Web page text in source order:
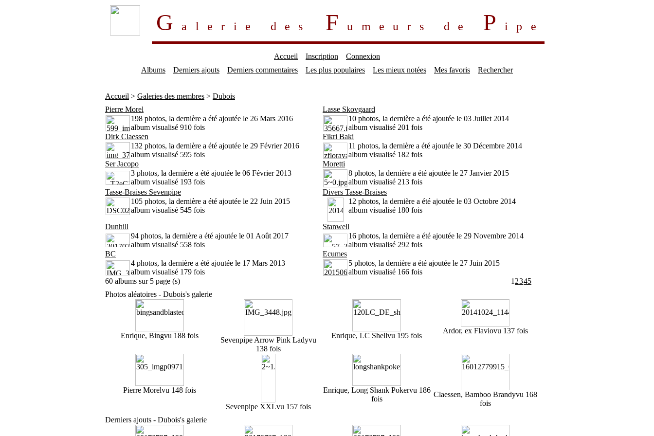
Galerie des Fumeurs de P ipe
Accueil Inscription
Connexion
Albums
Derniers ajouts Derniers commentaires Les plus populaires Les mieux notées Mes favoris Rechercher
Accueil > Galeries des membres > Dubois
Pierre Morel
198 photos, la dernière a été ajoutée le 26 Mars 2016
album visualisé 910 fois
Lasse Skovgaard
10 photos, la dernière a été ajoutée le 03 Juillet 2014
album visualisé 201 fois
Dirk Claessen
132 photos, la dernière a été ajoutée le 29 Février 2016
album visualisé 595 fois
Fikri Baki
11 photos, la dernière a été ajoutée le 30 Décembre 2014
album visualisé 182 fois
Ser Jacopo
3 photos, la dernière a été ajoutée le 06 Février 2013
album visualisé 193 fois
Moretti
8 photos, la dernière a été ajoutée le 27 Janvier 2015
album visualisé 213 fois
Tasse-Braises Sevenpipe
105 photos, la dernière a été ajoutée le 22 Juin 2015
album visualisé 545 fois
Divers Tasse-Braises
12 photos, la dernière a été ajoutée le 03 Octobre 2014
album visualisé 180 fois
Dunhill
94 photos, la dernière a été ajoutée le 01 Août 2017
album visualisé 558 fois
Stanwell
16 photos, la dernière a été ajoutée le 29 Novembre 2014
album visualisé 292 fois
BC
4 photos, la dernière a été ajoutée le 17 Mars 2013
album visualisé 179 fois
Ecumes
5 photos, la dernière a été ajoutée le 27 Juin 2015
album visualisé 166 fois
60 albums sur 5 page (s)
1 2345
Photos aléatoires - Dubois's galerie
Enrique, Bingvu 188 fois
Sevenpipe Arrow Pink Ladyvu
138 fois
Enrique, LC Shellvu 195 fois
Ardor, ex Flaviovu 137 fois
Pierre Morelvu 148 fois
Sevenpipe XXLvu 157 fois
Enrique, Long Shank Pokervu 186
fois
Claessen, Bamboo Brandyvu 168
fois
Derniers ajouts - Dubois's galerie